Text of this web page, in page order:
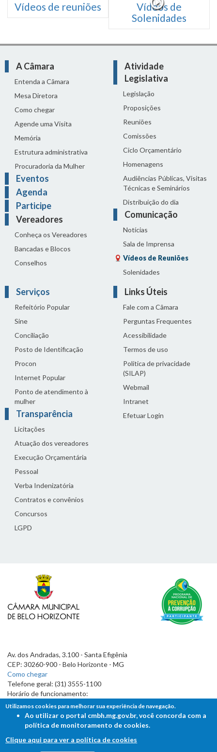
Vídeos de reuniões
Vídeos de
Solenidades
A Câmara
Entenda a Câmara
Mesa Diretora
Como chegar
Agende uma Visita
Memória
Estrutura administrativa
Procuradoria da Mulher
Eventos
Agenda
Participe
Vereadores
Conheça os Vereadores
Bancadas e Blocos
Conselhos
Atividade
Legislativa
Legislação
Proposições
Reuniões
Comissões
Ciclo Orçamentário
Homenagens
Audiências Públicas, Visitas
Técnicas e Seminários
Distribuição do dia
Comunicação
Notícias
Sala de Imprensa
Vídeos de Reuniões
Solenidades
Serviços
Refeitório Popular
Sine
Conciliação
Posto de Identificação
Procon
Internet Popular
Ponto de atendimento à
mulher
Transparência
Licitações
Atuação dos vereadores
Execução Orçamentária
Pessoal
Verba Indenizatória
Contratos e convênios
Concursos
LGPD
Links Úteis
Fale com a Câmara
Perguntas Frequentes
Acessibilidade
Termos de uso
Política de privacidade
(SILAP)
Webmail
Intranet
Efetuar Login
Av. dos Andradas, 3.100 - Santa Efigênia
CEP: 30260-900 - Belo Horizonte - MG
Como chegar
Telefone geral: (31) 3555-1100
Horário de funcionamento:
7h às 19h
Utilizamos cookies para melhorar sua experiência de navegação.
Ao utilizar o portal cmbh.mg.gov.br, você concorda com a
política de monitoramento de cookies.
Clique aqui para ver a política de cookies